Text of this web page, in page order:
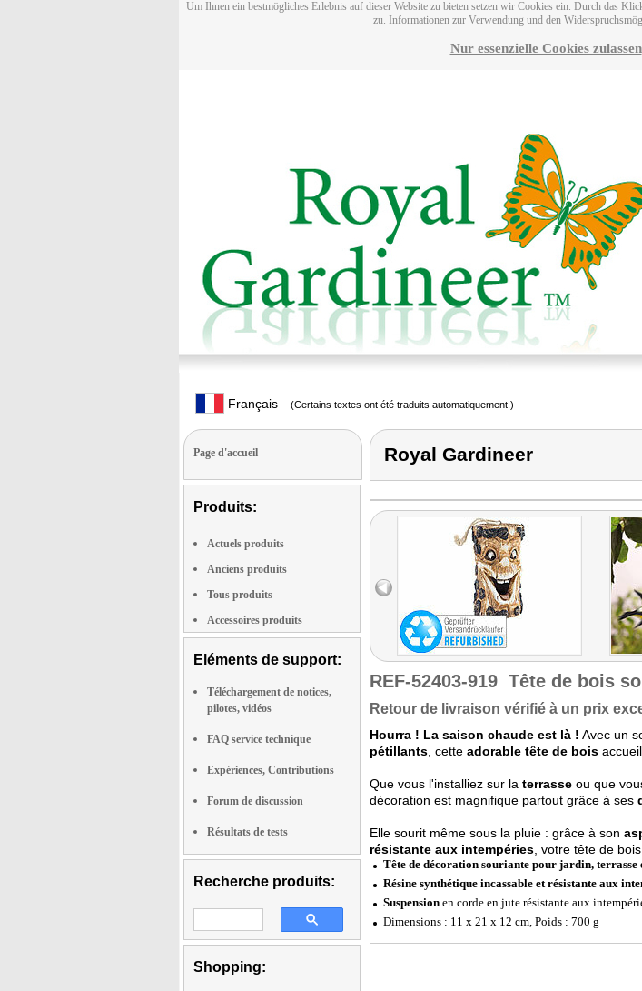
Um Ihnen ein bestmögliches Erlebnis auf dieser Website zu bieten setzen wir Cookies ein. Durch das
zu. Informationen zur Verwendung und den
Nur essenzielle Cookies zulassen
Français (Certains textes ont été traduits automatiquement.)
Page d'accueil
Produits:
Actuels produits
Anciens produits
Tous produits
Accessoires produits
Eléments de support:
Téléchargement de notices,
pilotes, vidéos
FAQ service technique
Expériences, Contributions
Forum de discussion
Résultats de tests
Recherche produits:
Shopping:
Royal Gardineer
REF-52403-919 Tête de bois
Retour de livraison vérifié à un prix
Hourra ! La saison chaude est là ! Avec un
pétillants , cette adorable tête de bois
Que vous l'installiez sur la terrasse ou que
décoration est magnifique partout grâce à ses
Elle sourit même sous la pluie : grâce à son
résistante aux intempéries , votre tête de
Tête de décoration souriante pour jardin, terrasse
Résine synthétique incassable et résistante aux
Suspension en corde en jute résistante aux
Dimensions : 11 x 21 x 12 cm, Poids : 700 g